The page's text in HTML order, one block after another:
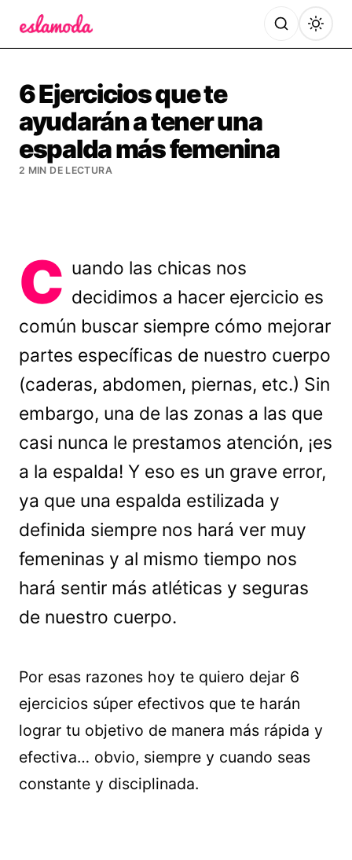
6 Ejercicios que te
ayudarán a tener una
espalda más femenina
2 MIN DE LECTURA
C uando las chicas nos
decidimos a hacer ejercicio es
común buscar siempre cómo mejorar
partes específicas de nuestro cuerpo
(caderas, abdomen, piernas, etc.) Sin
embargo, una de las zonas a las que
casi nunca le prestamos atención, ¡es
a la espalda! Y eso es un grave error,
ya que una espalda estilizada y
definida siempre nos hará ver muy
femeninas y al mismo tiempo nos
hará sentir más atléticas y seguras
de nuestro cuerpo.
Por esas razones hoy te quiero dejar 6
ejercicios súper efectivos que te harán
lograr tu objetivo de manera más rápida y
efectiva… obvio, siempre y cuando seas
constante y disciplinada.